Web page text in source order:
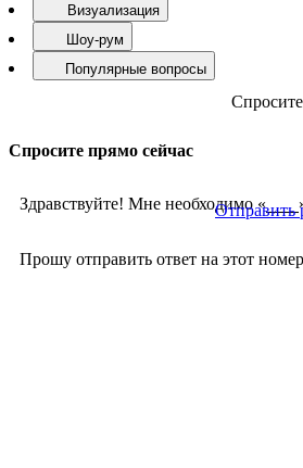
Визуализация
Шоу-рум
Популярные вопросы
Спросите прямо сейчас
Здравствуйте! Мне необходимо «
Прошу отправить ответ на этот
Отправить